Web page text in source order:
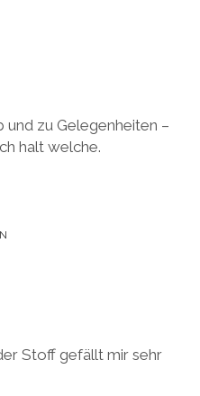
und zu Gelegenheiten –
halt welche.
Stoff gefällt mir sehr